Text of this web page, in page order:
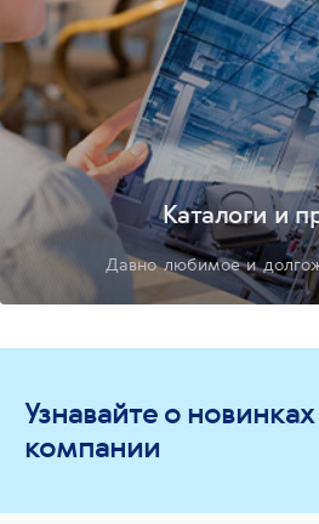
Каталоги и
Давно любимое и
Узнавайте о
компании